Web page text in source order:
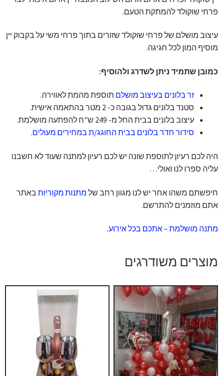
פרחי שוקולד להמתקת הטעם.
עיצוב מושלם של פרחי שוקולד שזורים בתוך פרחי משי על בקבוק יין
מוסיף המון לכל חגיגה.
כמובן שתמיד ניתן לשדרג ולהוסיף:
זר בלונים בעיצוב מושלם תוספת מהמת לאווירה.
סטנד בלונים גדול בגובה כ- 2 מטר בהתאמה אישית.
עיצוב בלונים בבית החל מ- 249 ש"ח להפתעה מושלמת.
סידור חדר בלונים בבית החוגג/ת במחירים מעולים.
היה לכם רעיון לתוספת שונה יש לכם רעיון למתנה שעוד לא חשבנו
עליה ספרו לנו ואולי…
חיפשתם משהו אחר יש לנו מגוון רחב של מתנות מקוריות באתר
אתם מוזמנים להתרשם.
מתנה מושלמת – אתכם בכל אירוע.
מוצרים משודרגים